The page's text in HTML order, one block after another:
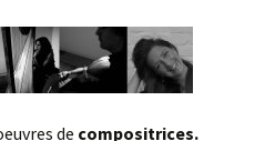
de compositrices.